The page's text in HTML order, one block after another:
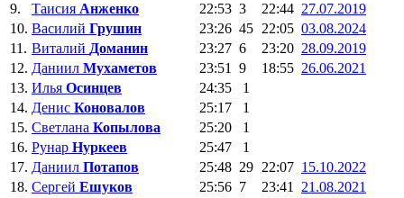
9.
Таисия Анженко 22:53 3 22:44 27.07.2019
10. Василий Грушин 23:26 45 22:05 03.08.2024
11. Виталий Доманин 23:27 6 23:20 28.09.2019
12. Даниил Мухаметов 23:51 9 18:55 26.06.2021
13. Илья Осинцев 24:35
1
14. Денис Коновалов 25:17
1
15. Светлана Копылова 25:20
1
16. Рунар Нуркеев 25:47
1
17. Даниил Потапов 25:48 29 22:07 15.10.2022
18. Сергей Ешуков 25:56 7 23:41 21.08.2021